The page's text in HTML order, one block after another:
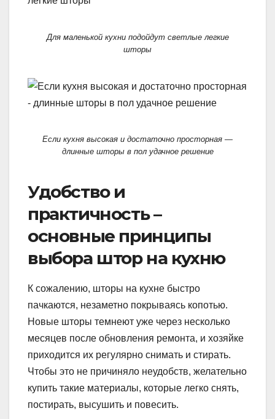
Для маленькой кухни подойдут светлые легкие
шторы
Если кухня высокая и достаточно просторная —
длинные шторы в пол удачное решение
Удобство и
практичность –
основные принципы
выбора штор на кухню
К сожалению, шторы на кухне быстро
пачкаются, незаметно покрываясь копотью.
Новые шторы темнеют уже через несколько
месяцев после обновления ремонта, и хозяйке
приходится их регулярно снимать и стирать.
Чтобы это не причиняло неудобств, желательно
купить такие материалы, которые легко снять,
постирать, высушить и повесить.